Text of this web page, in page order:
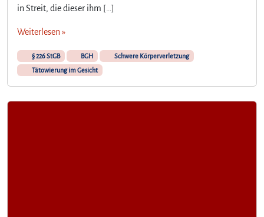
in Streit, die dieser ihm […]
Weiterlesen »
§ 226 StGB BGH
Schwere Körperverletzung
Tätowierung im Gesicht